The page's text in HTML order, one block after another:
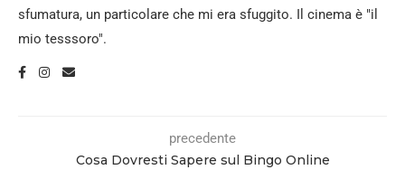
sfumatura, un particolare che mi era sfuggito. Il cinema è "il
mio tesssoro".
precedente
Cosa Dovresti Sapere sul Bingo Online